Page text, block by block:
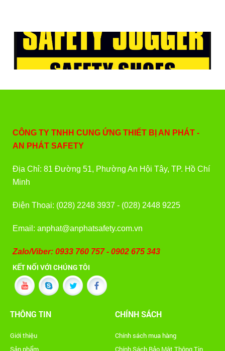
CÔNG TY TNHH CUNG ỨNG THIẾT BỊ AN PHÁT -
AN PHÁT SAFETY
Địa Chỉ: 81 Đường 51, Phường An Hội Tây, TP. Hồ Chí
Minh
Điện Thoại: (028) 2248 3937 - (028) 2448 9225
Email: anphat@anphatsafety.com.vn
Zalo/Viber: 0933 760 757 - 0902 675 343
KẾT NỐI VỚI CHÚNG TÔI
THÔNG TIN
Giới thiệu
Sản phẩm
CHÍNH SÁCH
Chính sách mua hàng
Chính Sách Bảo Mật Thông Tin